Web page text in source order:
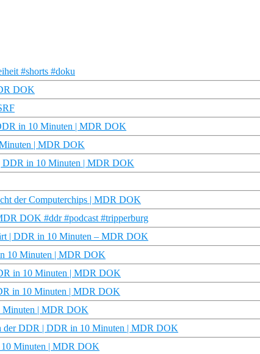
#shorts #doku
DOK
in 10 Minuten | MDR DOK
| MDR DOK
DDR in 10 Minuten | MDR DOK
der Computerchips | MDR DOK
DOK #ddr #podcast #tripperburg
| DDR in 10 Minuten – MDR DOK
10 Minuten | MDR DOK
in 10 Minuten | MDR DOK
in 10 Minuten | MDR DOK
Minuten | MDR DOK
der DDR | DDR in 10 Minuten | MDR DOK
10 Minuten | MDR DOK